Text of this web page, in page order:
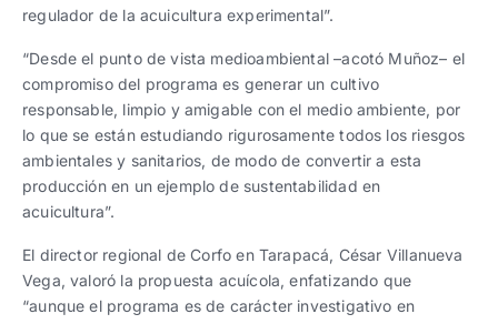
regulador de la acuicultura experimental”.
“Desde el punto de vista medioambiental –acotó Muñoz– el
compromiso del programa es generar un cultivo
responsable, limpio y amigable con el medio ambiente, por
lo que se están estudiando rigurosamente todos los riesgos
ambientales y sanitarios, de modo de convertir a esta
producción en un ejemplo de sustentabilidad en
acuicultura”.
El director regional de Corfo en Tarapacá, César Villanueva
Vega, valoró la propuesta acuícola, enfatizando que
“aunque el programa es de carácter investigativo en